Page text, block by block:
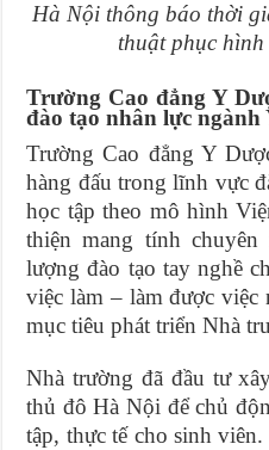
Hà Nội thông báo thời
thuật phục
Trường Cao đẳng Y
đào tạo nhân lực ngành
Trường Cao đẳng Y
hàng đấu trong lĩnh vực
học tập theo mô hình
thiện mang tính
lượng đào tạo tay nghề
việc làm – làm được việc
mục tiêu phát triển Nhà
Nhà trường đã đầu tư
thủ đô Hà Nội để chủ
tập, thực tế cho sinh